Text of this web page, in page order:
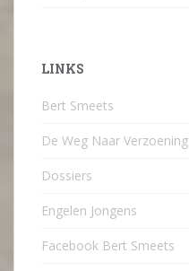
LINKS
Bert Smeets
De Weg Naar Verzoening
Dossiers
Engelen Jongens
Facebook Bert Smeets